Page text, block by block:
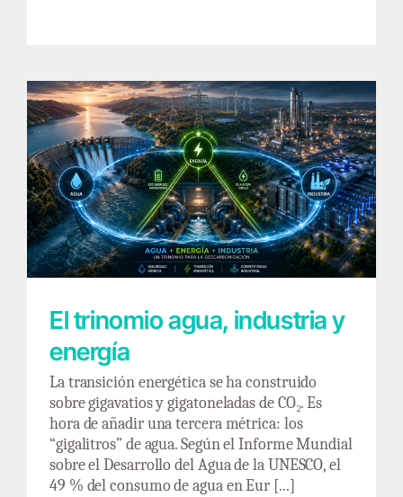
El trinomio agua, industria y energía
El trinomio agua, industria y
energía
La transición energética se ha construido
sobre gigavatios y gigatoneladas de CO₂. Es
hora de añadir una tercera métrica: los
“gigalitros” de agua. Según el Informe Mundial
sobre el Desarrollo del Agua de la UNESCO, el
49 % del consumo de agua en Eur [...]